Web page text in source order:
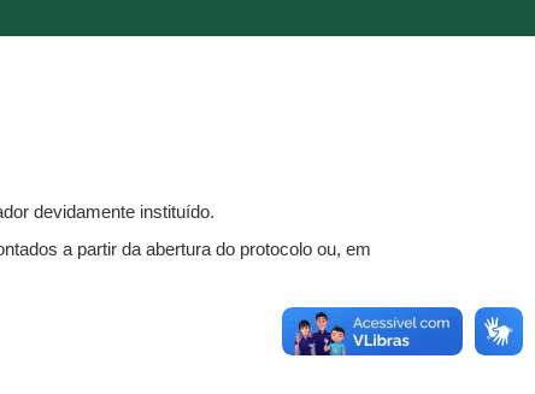
devidamente instituído.
a partir da abertura do protocolo ou, em